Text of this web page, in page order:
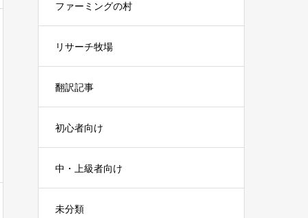
ファーミングの村
リサーチ牧場
翻訳記事
初心者向け
中・上級者向け
未分類